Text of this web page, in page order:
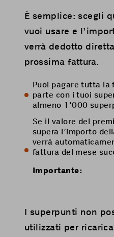
È semplice: scegli
vuoi usare e
verrà dedotto
prossima fattura.
Puoi pagare tutta la
parte con i tuoi
almeno 1'000
Se il valore del
supera l’importo
verrà
fattura del mese
Importante:
I superpunti non
utilizzati per